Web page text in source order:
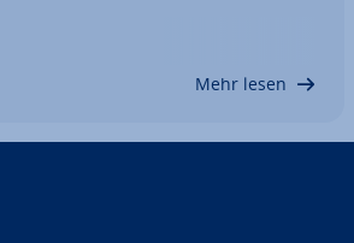
Der Task-Manager von
Mehr lesen